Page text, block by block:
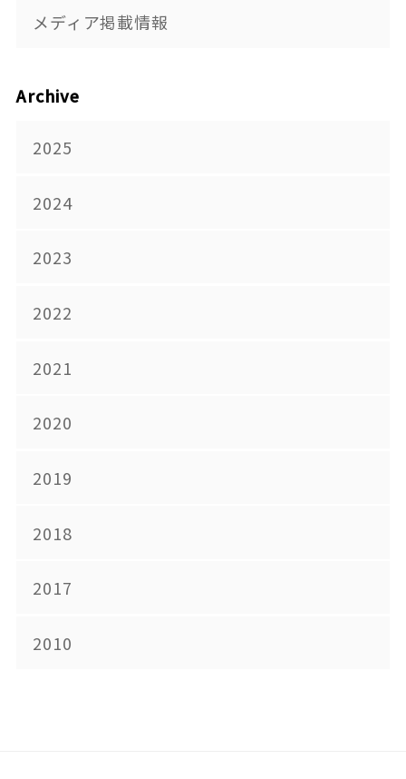
メディア掲載情報
Archive
2025
2024
2023
2022
2021
2020
2019
2018
2017
2010